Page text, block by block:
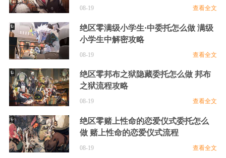
绝区零预约方法是什么
08-19 查看全文
绝区零满级小学生·中委托怎么做 满级
小学生中解密攻略
08-19 查看全文
绝区零邦布之狱隐藏委托怎么做 邦布
之狱流程攻略
08-19 查看全文
绝区零赌上性命的恋爱仪式委托怎么
做 赌上性命的恋爱仪式流程
08-19 查看全文